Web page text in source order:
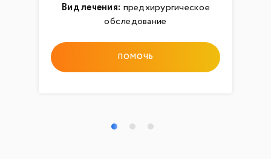
Вид лечения: предхирургическое
обследование
ПОМОЧЬ